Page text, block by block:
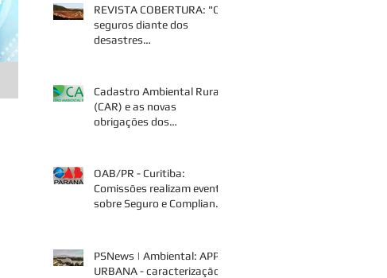
REVISTA COBERTURA: "Os
seguros diante dos
desastres
Cadastro Ambiental Rural
(CAR) e as novas
obrigações dos
OAB/PR - Curitiba:
Comissões realizam evento
sobre Seguro e Compliance
PSNews | Ambiental: APP
URBANA - caracterização,